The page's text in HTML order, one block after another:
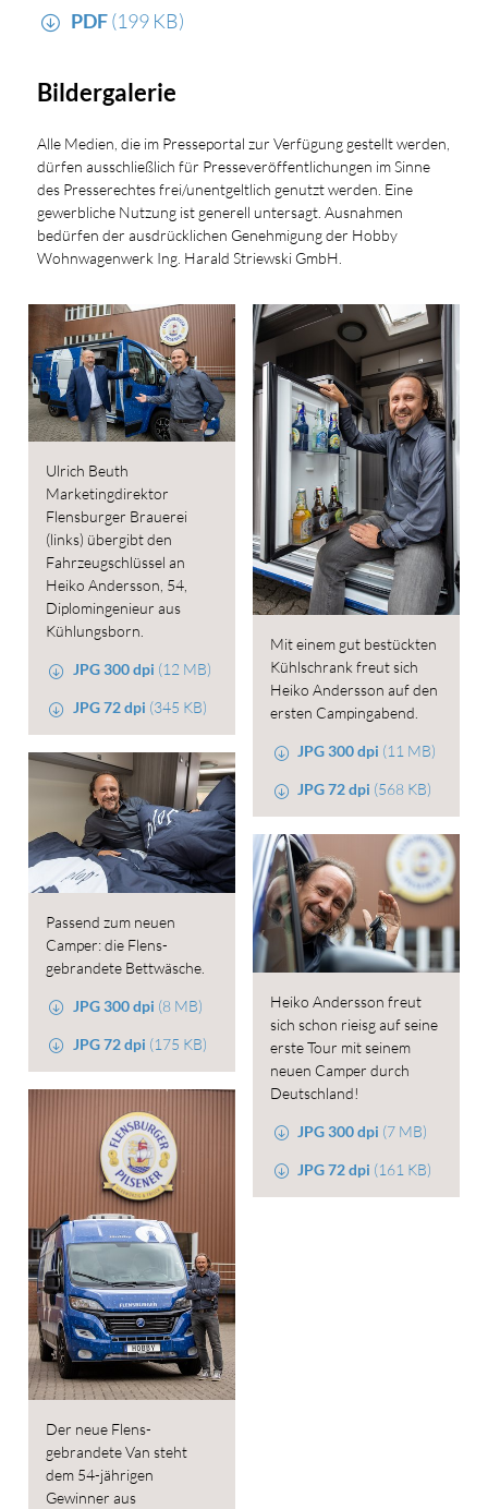
PDF(199 KB)
Bildergalerie
Alle Medien, die im Presseportal zur Verfügung gestellt werden,
dürfen ausschließlich für Presseveröffentlichungen im Sinne
des Presserechtes frei/unentgeltlich genutzt werden. Eine
gewerbliche Nutzung ist generell untersagt. Ausnahmen
bedürfen der ausdrücklichen Genehmigung der Hobby
Wohnwagenwerk Ing. Harald Striewski GmbH.
Ulrich Beuth
Marketingdirektor
Flensburger Brauerei
(links) übergibt den
Fahrzeugschlüssel an
Heiko Andersson, 54,
Diplomingenieur aus
Kühlungsborn.
JPG 300 dpi (12 MB)
JPG 72 dpi (345 KB)
Mit einem gut bestückten
Kühlschrank freut sich
Heiko Andersson auf den
ersten Campingabend.
JPG 300 dpi (11 MB)
JPG 72 dpi (568 KB)
Passend zum neuen
Camper: die Flens-
gebrandete Bettwäsche.
JPG 300 dpi (8 MB)
JPG 72 dpi (175 KB)
Heiko Andersson freut
sich schon rieisg auf seine
erste Tour mit seinem
neuen Camper durch
Deutschland!
JPG 300 dpi (7 MB)
JPG 72 dpi (161 KB)
Der neue Flens-
gebrandete Van steht
dem 54-jährigen
Gewinner aus